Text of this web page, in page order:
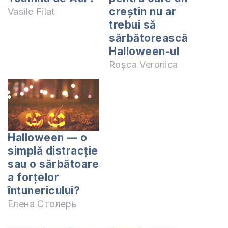
Vasile Filat
creștin nu ar
trebui să
sărbătorească
Halloween-ul
Roșca Veronica
Halloween — o
simplă distracție
sau o sărbătoare
a forțelor
întunericului?
Елена Столерь